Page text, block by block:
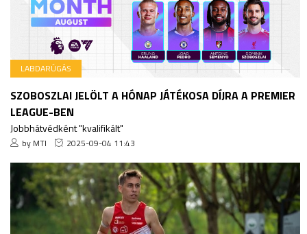
LABDARÚGÁS
SZOBOSZLAI JELÖLT A HÓNAP JÁTÉKOSA DÍJRA A PREMIER
LEAGUE-BEN
Jobbhátvédként "kvalifikált"
by MTI 2025-09-04 11:43